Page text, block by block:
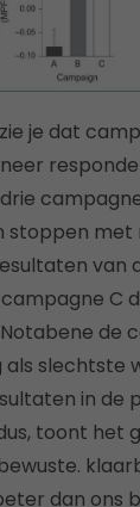
je dat
met
van
C
de
als slechtste
in de
toont het
dan ons